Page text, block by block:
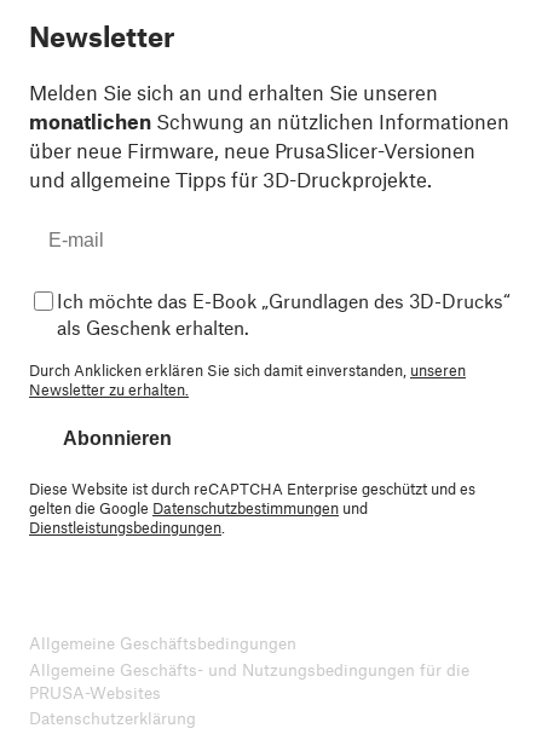
Newsletter
Melden Sie sich an und erhalten Sie unseren
monatlichen Schwung an nützlichen Informationen
über neue Firmware, neue PrusaSlicer-Versionen
und allgemeine Tipps für 3D-Druckprojekte.
Ich möchte das E-Book „Grundlagen des 3D-Drucks“
als Geschenk erhalten.
Durch Anklicken erklären Sie sich damit einverstanden, unseren
Newsletter zu erhalten.
Abonnieren
Diese Website ist durch reCAPTCHA Enterprise geschützt und es
gelten die Google Datenschutzbestimmungen und
Dienstleistungsbedingungen
Allgemeine Geschäftsbedingungen
Allgemeine Geschäfts- und Nutzungsbedingungen für die
PRUSA-Websites
Datenschutzerklärung